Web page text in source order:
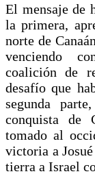
El mensaje de
la primera,
norte de
venciendo
coalición de
desafío que
segunda
conquista de
tomado al
victoria a
tierra a Israel